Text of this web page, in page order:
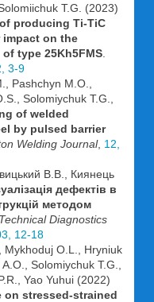
T.G. (2023)
producing Ti-TiC
on the
type 25Kh5FMS
3-9
Pashchyn M.O.,
Solomiychuk T.G.,
of welded
by pulsed barrier
Welding Journal, 12,
В.В., Киянець
дефектів в
методом
Technical Diagnostics
12-18
Mykhoduj O.L., Hryniuk
Solomiychuk T.G.,
Yao Yuhui (2022)
on stressed-strained